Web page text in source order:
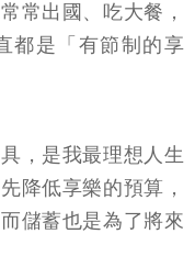
常出國、吃大餐，
都是「有節制的享
，是我最理想人生
降低享樂的預算，
儲蓄也是為了將來